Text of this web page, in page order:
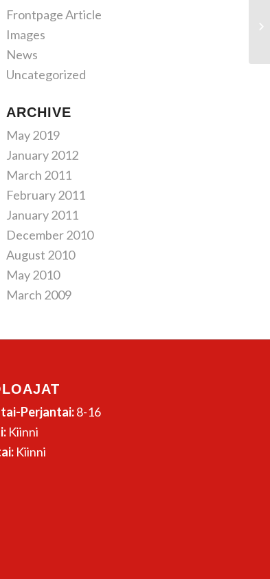
Frontpage Article
Images
News
Uncategorized
ARCHIVE
May 2019
January 2012
March 2011
February 2011
January 2011
December 2010
August 2010
May 2010
March 2009
Perjantai:8-16
Kiinni
Kiinni